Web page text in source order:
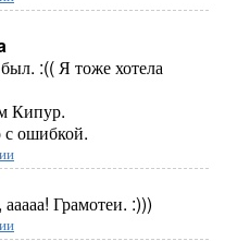
:(( Я тоже хотела
Кипур.
с ошибкой.
, ааааа! Грамотеи. :)))